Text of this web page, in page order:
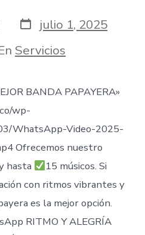
Fecha
de
publicación
julio 1, 2025
Servicios
BANDA PAPAYERA»
wp-
WhatsApp-Video-2025-
Ofrecemos nuestro
hasta
15 músicos. Si
con ritmos vibrantes y
es la mejor opción.
RITMO Y ALEGRÍA